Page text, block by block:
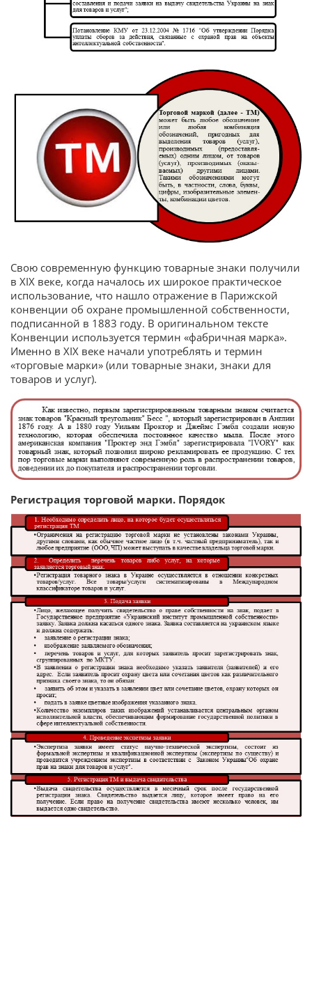
Свою современную функцию товарные знаки получили
в XIX веке, когда началось их широкое практическое
использование, что нашло отражение в Парижской
конвенции об охране промышленной собственности,
подписанной в 1883 году. В оригинальном тексте
Конвенции используется термин «фабричная марка».
Именно в XIX веке начали употреблять и термин
«торговые марки» (или товарные знаки, знаки для
товаров и услуг).
Регистрация торговой марки. Порядок